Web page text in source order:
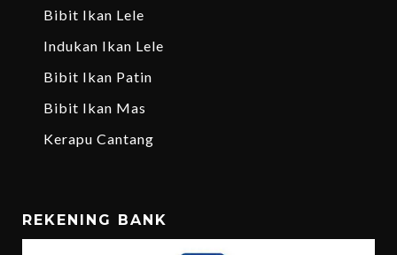
Bibit Ikan Lele
Indukan Ikan Lele
Bibit Ikan Patin
Bibit Ikan Mas
Kerapu Cantang
REKENING BANK